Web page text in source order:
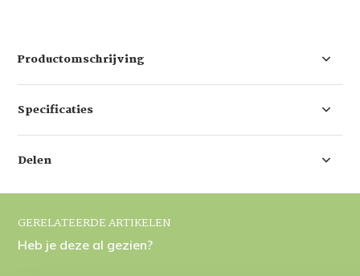
Productomschrijving
Specificaties
Delen
GERELATEERDE ARTIKELEN
Heb je deze al gezien?